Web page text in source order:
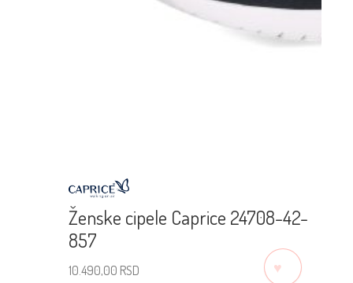
Ženske cipele Caprice 24708-42-
857
10.490,00 RSD